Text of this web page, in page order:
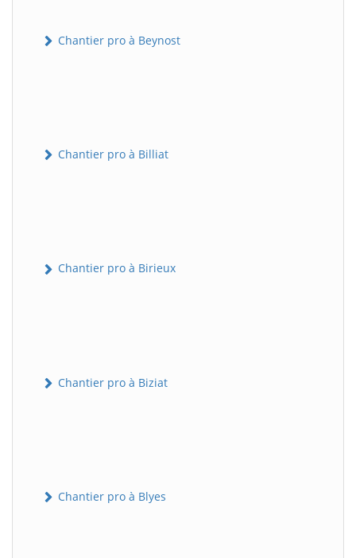
Chantier pro à Beynost
Chantier pro à Billiat
Chantier pro à Birieux
Chantier pro à Biziat
Chantier pro à Blyes